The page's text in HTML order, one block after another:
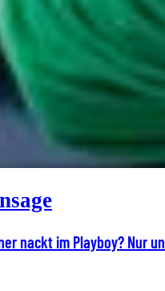
nackt im Playboy? Nur